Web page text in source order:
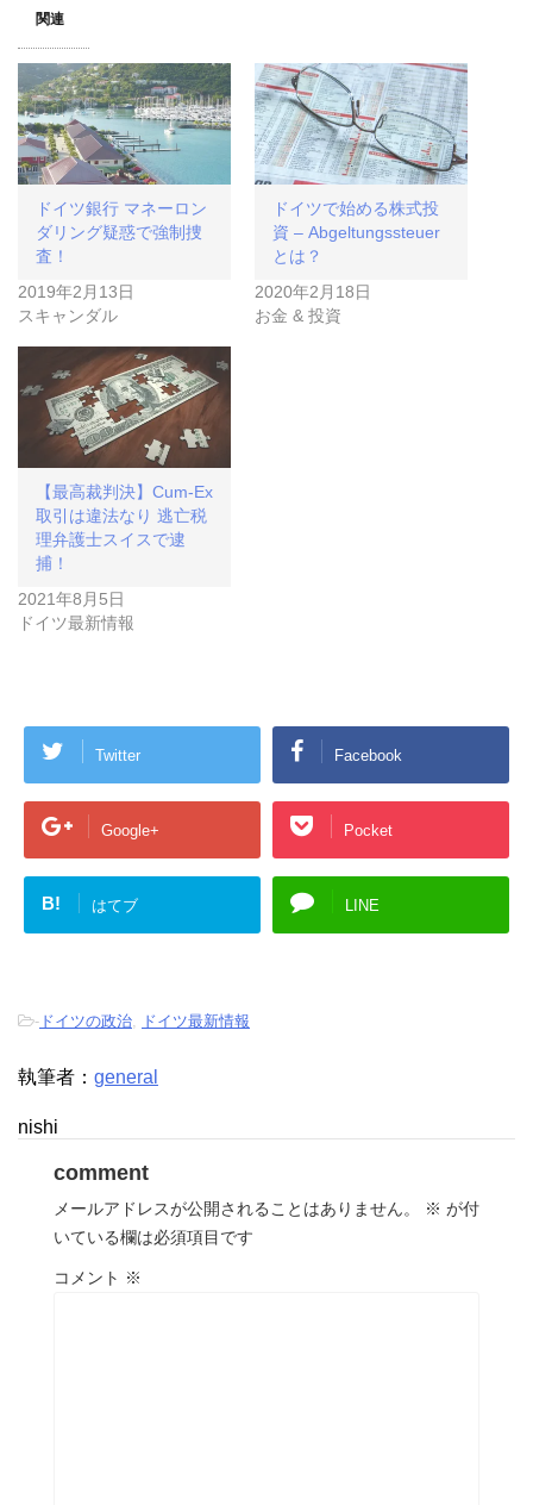
関連
ドイツ銀行 マネーロン
ダリング疑惑で強制捜
査！
2019年2月13日
スキャンダル
ドイツで始める株式投
資 – Abgeltungssteuer
とは？
2020年2月18日
お金 & 投資
【最高裁判決】Cum-Ex
取引は違法なり 逃亡税
理弁護士スイスで逮
捕！
2021年8月5日
ドイツ最新情報
Twitter Facebook
Google+ Pocket
B! はてブ LINE
- ドイツの政治, ドイツ最新情報
執筆者： general
nishi
comment
メールアドレスが公開されることはありません。 ※ が付
いている欄は必須項目です
コメント ※